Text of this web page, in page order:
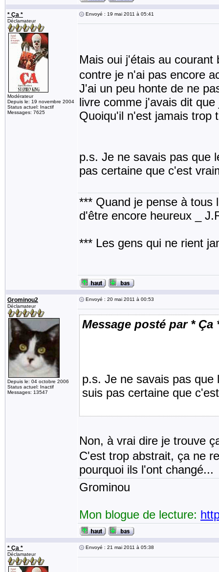
* Ça *
Déclamateur
Modérateur
Depuis le: 19 novembre 2004
Status actuel: Inactif
Messages: 7625
Envoyé : 19 mai 2011 à 05:41
Mais oui j'étais au
contre je n'ai pas encore
J'ai un peu honte de ne
livre comme j'avais dit que
Quoiqu'il n'est jamais trop
p.s. Je ne savais pas que
pas certaine que c'est
*** Quand je pense à tous
d'être encore heureux _
*** Les gens qui ne rient
Grominou2
Déclamateur
Depuis le: 04 octobre 2006
Status actuel: Inactif
Messages: 13547
Envoyé : 20 mai 2011 à 00:53
Message posté par * Ça
p.s. Je ne savais pas
suis pas certaine que
Non, à vrai dire je trouve
C'est trop abstrait, ça ne
pourquoi ils l'ont changé...
Grominou
Mon blogue de lecture:
* Ça *
Déclamateur
Envoyé : 21 mai 2011 à 05:38